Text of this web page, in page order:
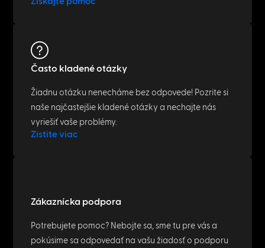
Často kladené otázky
Žiadnu otázku nenecháme bez odpovede! Pozrite si
naše najčastejšie kladené otázky a nechajte nás
vyriešiť vaše problémy.
Zistite viac
Zákaznícka podpora
Potrebujete pomoc? Nebojte sa, sme tu pre vás a
pokúsime sa odpovedať na vašu žiadosť o podporu